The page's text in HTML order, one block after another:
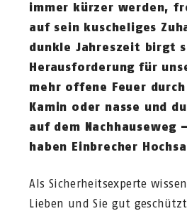
immer kürzer werden,
auf sein kuscheliges
dunkle Jahreszeit birgt
Herausforderung für
mehr offene Feuer
Kamin oder nasse und
auf dem Nachhauseweg
haben Einbrecher
Als Sicherheitsexperte
Lieben und Sie gut